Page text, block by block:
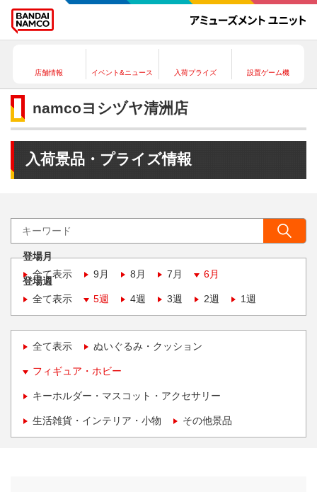
店舗情報 イベント&ニュース 入荷プライズ 設置ゲーム機
namcoヨシヅヤ清洲店
入荷景品・プライズ情報
登場月
全て表示
9月 8月 7月 6月
登場週
全て表示
5週 4週 3週 2週 1週
全て表示 ぬいぐるみ・クッション
フィギュア・ホビー
キーホルダー・マスコット・アクセサリー
生活雑貨・インテリア・小物 その他景品